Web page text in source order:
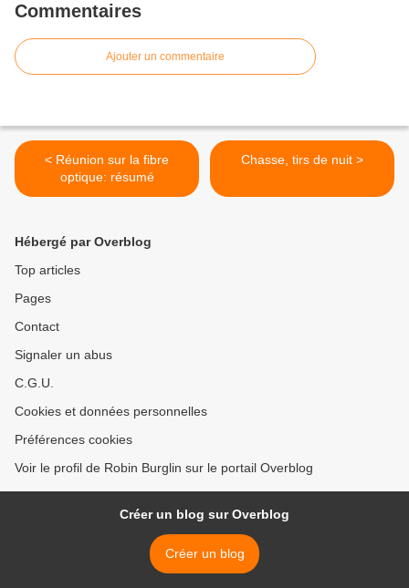
Commentaires
Ajouter un commentaire
< Réunion sur la fibre
optique: résumé
Chasse, tirs de nuit >
Hébergé par Overblog
Top articles
Pages
Contact
Signaler un abus
C.G.U.
Cookies et données personnelles
Préférences cookies
Voir le profil de Robin Burglin sur le portail Overblog
Créer un blog sur Overblog
Créer un blog